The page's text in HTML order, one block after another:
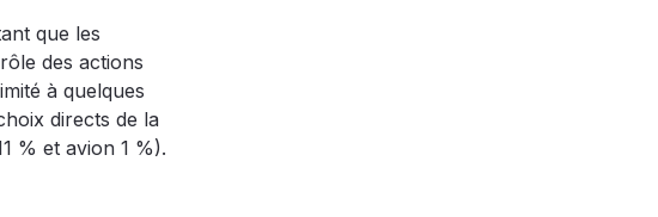
que les
des actions
à quelques
directs de la
% et avion 1 %).